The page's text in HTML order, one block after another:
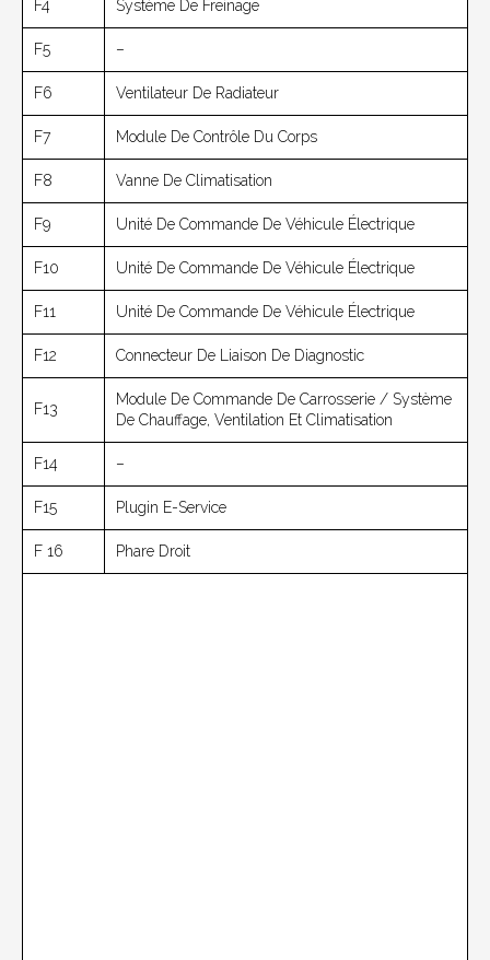
F4 Système De Freinage
F5 –
F6 Ventilateur De Radiateur
F7 Module De Contrôle Du Corps
F8 Vanne De Climatisation
F9 Unité De Commande De Véhicule Électrique
F10 Unité De Commande De Véhicule Électrique
F11 Unité De Commande De Véhicule Électrique
F12 Connecteur De Liaison De Diagnostic
F13
Module De Commande De Carrosserie / Système
De Chauffage, Ventilation Et Climatisation
F14 –
F15 Plugin E-Service
F 16 Phare Droit